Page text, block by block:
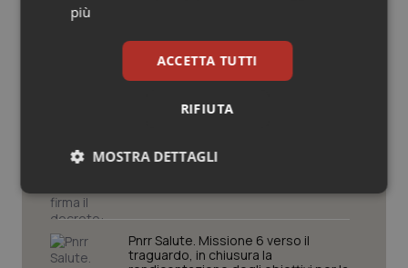
Tumore ovarico
Tumori del Polmone & Testa Collo
Tumori gastrointestinali
Ulcera & Reflusso
Vaccini
Decreto PA. Un commissario per
smaltire le scorte Covid, le liste
d’attesa tornano al Siveas e il
controllo sulle agende di
delle tariffe ospedaliere e la proroga dei gettonisti
Università. Bernini firma il decreto:
Pnrr Salute. Missione 6 verso il
traguardo, in chiusura la
più
ACCETTA TUTTI
RIFIUTA
MOSTRA DETTAGLI
Necessari Statistici Marketing